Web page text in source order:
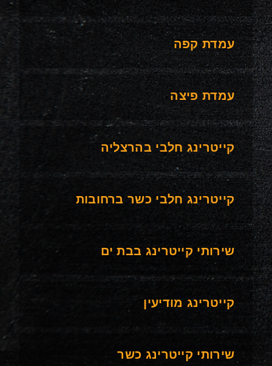
עמדת קפה
עמדת פיצה
קייטרינג חלבי בהרצליה
קייטרינג חלבי כשר ברחובות
שירותי קייטרינג בבת ים
קייטרינג מודיעין
שירותי קייטרינג כשר